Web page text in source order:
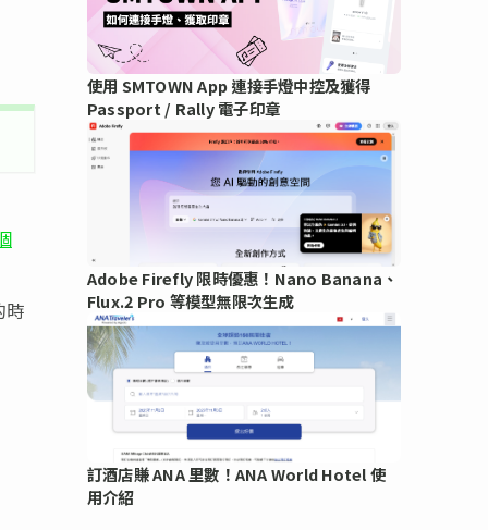
時
使用 SMTOWN App 連接手燈中控及獲得
Passport / Rally 電子印章
Adobe Firefly 限時優惠！Nano Banana、
Flux.2 Pro 等模型無限次生成
訂酒店賺 ANA 里數！ANA World Hotel 使
用介紹